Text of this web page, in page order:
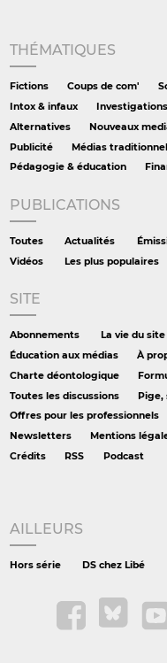
THÉMATIQUES
Fictions Coups de com'
Intox & infaux
Investigations
Alternatives
Nouveaux
Publicité
Médias
Pédagogie & éducation
PUBLICATIONS
Toutes Actualités
Vidéos
Les plus populaires
SITE
Abonnements La vie du site
Éducation aux médias
À
Charte déontologique
Toutes les discussions
Pige,
Offres pour les professionnels
Newsletters
Mentions
Crédits
RSS Podcast
AILLEURS
Hors série DS chez Libé